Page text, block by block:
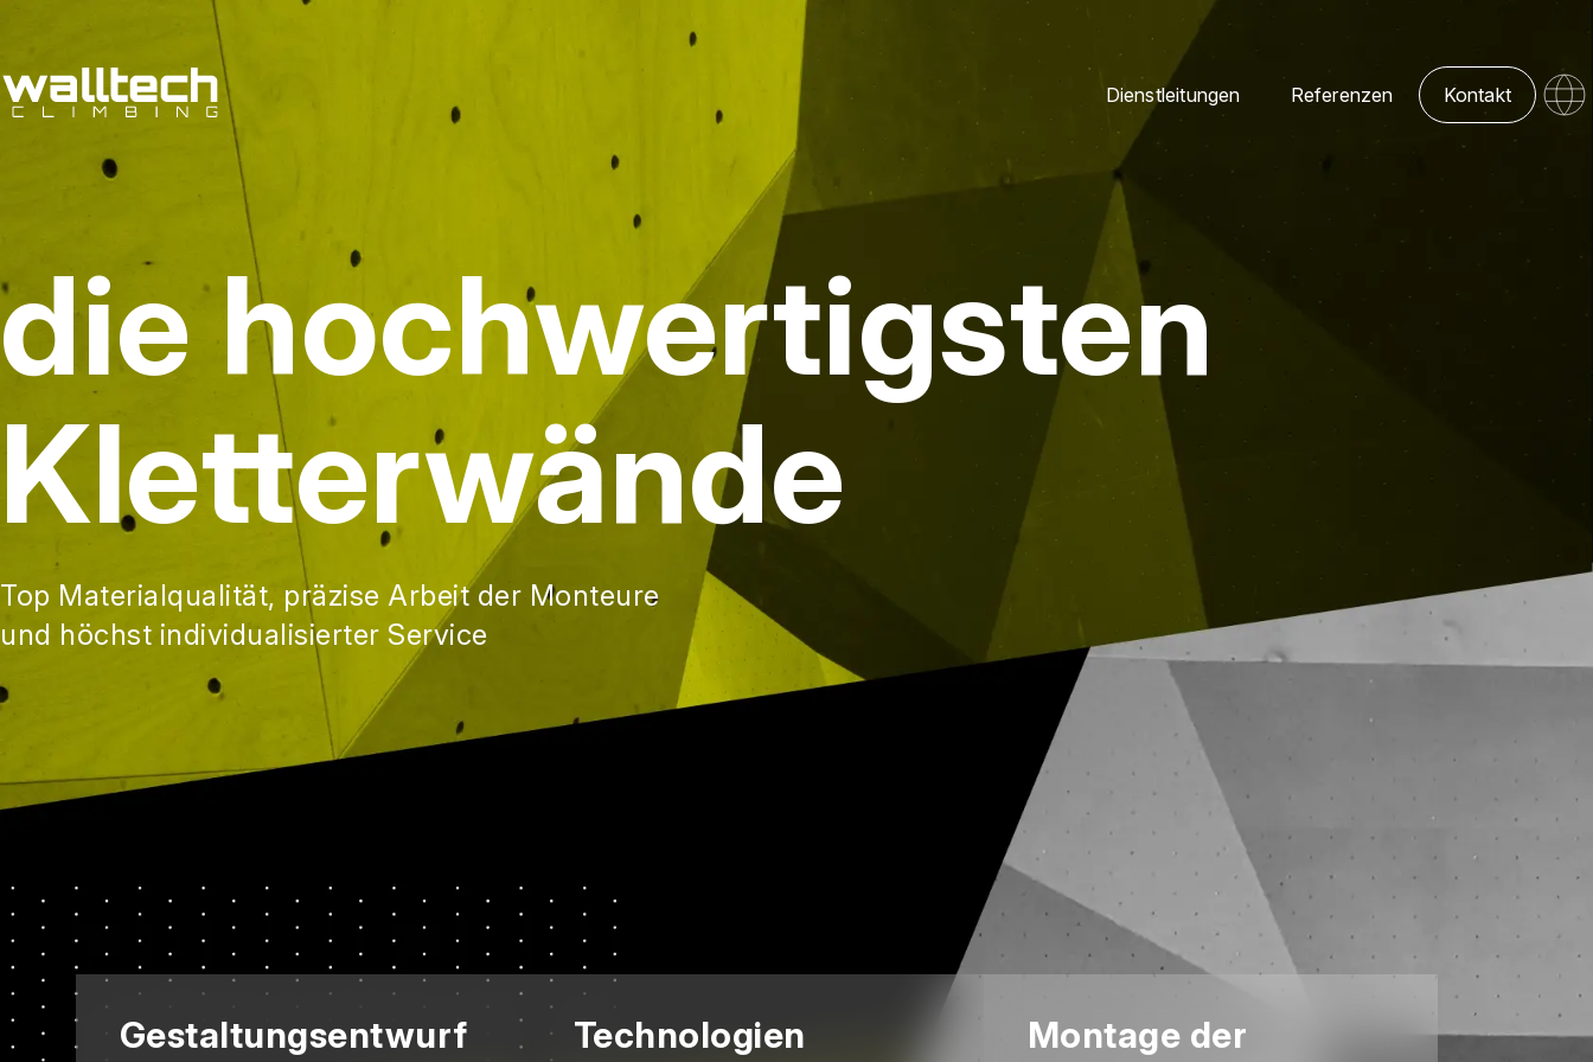
Dienstleitungen Referenzen Kontakt
die hochwertigsten
Kletterwände
Top Materialqualität, präzise Arbeit der Monteure
und höchst individualisierter Service
Gestaltungsentwurf
Technologien
Montage der